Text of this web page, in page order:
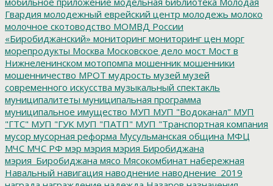
Гвардия молодежный еврейский центр молодежь молоко
молочное скотоводство МОМВД России
«Биробиджанский» мониторинг мониторинг цен морг
морепродукты Москва Московское дело мост Мост в
Нижнеленинском мотопомпа мошенник мошенники
мошенничество МРОТ мудрость музей музей
современного искусства музыкальный спектакль
муниципалитеты муниципальная программа
муниципальное имущество МУП МУП "Водоканал" МУП
"ГТС" МУП "ГУК МУП "ПАТП" МУП "Транспортная компания
мусор мусорная реформа Мусульманская община МФЦ
МЧС МЧС РФ мэр мэрия мэрия Биробиджана
мэрия_Биробиджана мясо Мясокомбинат набережная
Навальный навигация наводнение наводнение_2019